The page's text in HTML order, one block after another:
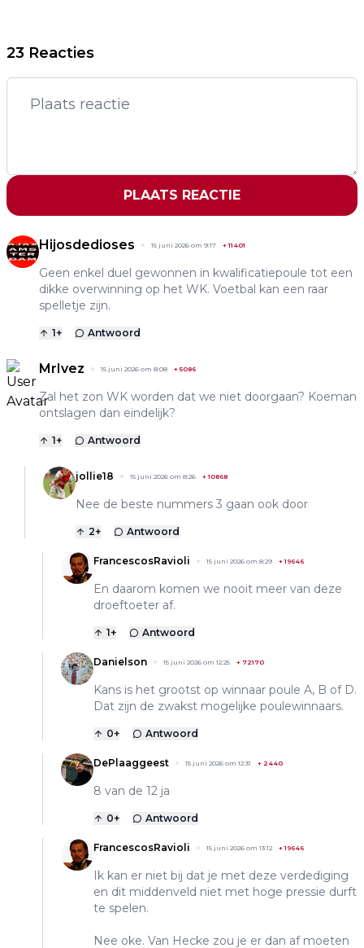
23 Reacties
PLAATS REACTIE
Hijosdedioses 15 juni 2026 om 9:17 +11401
Geen enkel duel gewonnen in kwalificatiepoule tot een
dikke overwinning op het WK. Voetbal kan een raar
spelletje zijn.
1+ Antwoord
MrIvez 15 juni 2026 om 8:08 +5086
Zal het zon WK worden dat we niet doorgaan? Koeman
ontslagen dan eindelijk?
1+ Antwoord
jollie18 15 juni 2026 om 8:26 +10868
Nee de beste nummers 3 gaan ook door
2+ Antwoord
FrancescosRavioli 15 juni 2026 om 8:29 +19646
En daarom komen we nooit meer van deze
droeftoeter af.
1+ Antwoord
Danielson 15 juni 2026 om 12:25 + 72170
Kans is het grootst op winnaar poule A, B of D.
Dat zijn de zwakst mogelijke poulewinnaars.
0+ Antwoord
DePlaaggeest 15 juni 2026 om 12:31 + 2440
8 van de 12 ja
0+ Antwoord
FrancescosRavioli 15 juni 2026 om 13:12 +19646
Ik kan er niet bij dat je met deze verdediging
en dit middenveld niet met hoge pressie durft
te spelen.
Nee oke. Van Hecke zou je er dan af moeten